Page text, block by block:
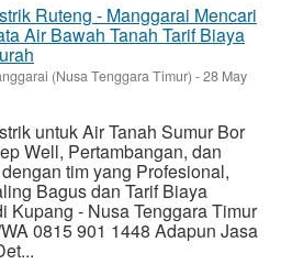
Ruteng - Manggarai Mencari
Air Bawah Tanah Tarif Biaya
(Nusa Tenggara Timur) -28 May
untuk Air Tanah Sumur Bor
Well, Pertambangan, dan
tim yang Profesional,
Bagus dan Tarif Biaya
Kupang - Nusa Tenggara Timur
0815 901 1448 Adapun Jasa